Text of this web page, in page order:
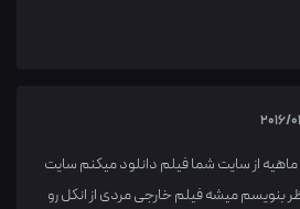
2016/
از سایت شما فیلم دانلود میکنم سایت
بنویسم میشه فیلم خارجی مردی از انکل رو